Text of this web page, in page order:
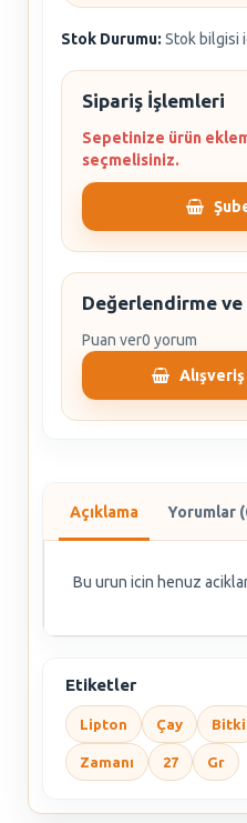
Stok Durumu: Stok bilgisi
Sipariş İşlemleri
Sepetinize ürün
seçmelisiniz.
Değerlendirme
Puan ver0 yorum
Açıklama Yorumlar
Bu urun icin henuz
Etiketler
Lipton Çay Bitki
Zamanı 27 Gr